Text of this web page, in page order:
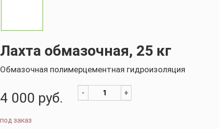
Лахта обмазочная, 25 кг
Обмазочная полимерцементная гидроизоляция
4 000 руб. - +
под заказ